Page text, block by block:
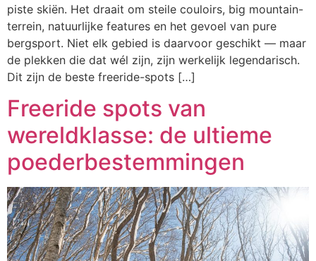
piste skiën. Het draait om steile couloirs, big mountain-
terrein, natuurlijke features en het gevoel van pure
bergsport. Niet elk gebied is daarvoor geschikt — maar
de plekken die dat wél zijn, zijn werkelijk legendarisch.
Dit zijn de beste freeride-spots […]
Freeride spots van
wereldklasse: de ultieme
poederbestemmingen